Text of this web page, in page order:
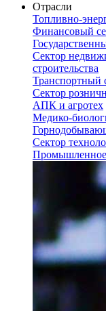
Отрасли
Топливно-
Финансовый
Сектор
строительства
Транспортный
Сектор
АПК и агротех
Медико-
Сектор
Промышленное